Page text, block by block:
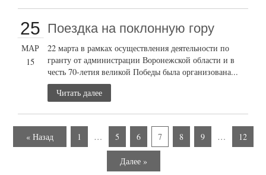
25
МАР
15
Поездка на поклонную гору
22 марта в рамках осуществления деятельности по
гранту от администрации Воронежской области и в
честь 70-летия великой Победы была организована...
Читать далее
« Назад 1 … 5 6 7 8 9 … 12
Далее »